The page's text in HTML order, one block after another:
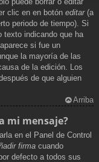
clic en en botón editar(a
periodo de tiempo). Si
texto indicando que ha
si fue un
la mayoría de las
de la edición. Los
de que alguien
Arriba
mi mensaje?
en el Panel de Control
firma cuando
defecto a todos sus